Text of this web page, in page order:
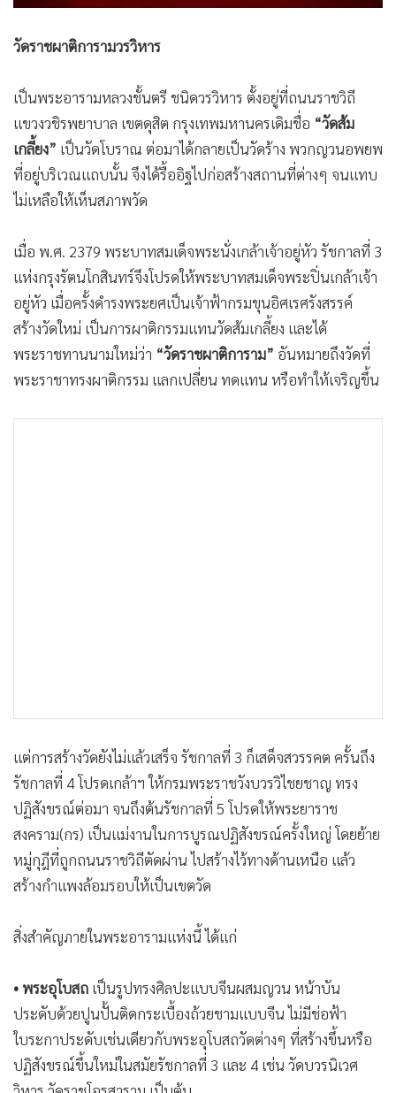
• Infographic
• การเมือง
• กีฬา
• ต่างประเทศ
• Special Scoop
• เศรษฐกิจ-ธุรกิจ
• จีน
• อาชญากรรม
• Motoring
เกม
• อินโดจีน
วัดราชผาติการามวรวิหาร
เป็นพระอารามหลวงชั้นตรี ชนิดวรวิหาร ตั้งอยู่ที่ถนนราชวิถี
แขวงวชิรพยาบาล เขตดุสิต กรุงเทพมหานครเดิมชื่อ “วัดส้ม
เกลี้ยง” เป็นวัดโบราณ ต่อมาได้กลายเป็นวัดร้าง พวกญวนอพยพ
ที่อยู่บริเวณแถบนั้น จึงได้รื้ออิฐไปก่อสร้างสถานที่ต่างๆ จนแทบ
ไม่เหลือให้เห็นสภาพวัด
เมื่อ พ.ศ. 2379 พระบาทสมเด็จพระนั่งเกล้าเจ้าอยู่หัว รัชกาลที่ 3
แห่งกรุงรัตนโกสินทร์จึงโปรดให้พระบาทสมเด็จพระปิ่นเกล้าเจ้า
อยู่หัว เมื่อครั้งดำรงพระยศเป็นเจ้าฟ้ากรมขุนอิศเรศรังสรรค์
สร้างวัดใหม่ เป็นการผาติกรรมแทนวัดส้มเกลี้ยง และได้
พระราชทานนามใหม่ว่า “วัดราชผาติการาม” อันหมายถึงวัดที่
พระราชาทรงผาติกรรม แลกเปลี่ยน ทดแทน หรือทำให้เจริญขึ้น
แต่การสร้างวัดยังไม่แล้วเสร็จ รัชกาลที่ 3 ก็เสด็จสวรรคต ครั้นถึง
รัชกาลที่ 4 โปรดเกล้าฯ ให้กรมพระราชวังบวรวิไชยชาญ ทรง
ปฏิสังขรณ์ต่อมา จนถึงต้นรัชกาลที่ 5 โปรดให้พระยาราช
สงคราม(กร) เป็นแม่งานในการบูรณปฏิสังขรณ์ครั้งใหญ่ โดยย้าย
หมู่กุฎีที่ถูกถนนราชวิถีตัดผ่าน ไปสร้างไว้ทางด้านเหนือ แล้ว
สร้างกำแพงล้อมรอบให้เป็นเขตวัด
สิ่งสำคัญภายในพระอารามแห่งนี้ ได้แก่
• พระอุโบสถ เป็นรูปทรงศิลปะแบบจีนผสมญวน หน้าบัน
ประดับด้วยปูนปั้นติดกระเบื้องถ้วยชามแบบจีน ไม่มีช่อฟ้า
ใบระกาประดับเช่นเดียวกับพระอุโบสถวัดต่างๆ ที่สร้างขึ้นหรือ
ปฏิสังขรณ์ขึ้นใหม่ในสมัยรัชกาลที่ 3 และ 4 เช่น วัดบวรนิเวศ